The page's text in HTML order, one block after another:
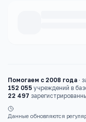
Помогаем с 2008 года ·
152 055 учреждений в
22 497
Данные обновляются